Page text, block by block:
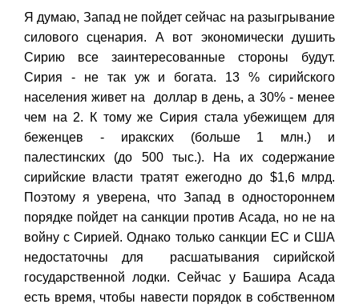
Я думаю, Запад не пойдет сейчас на разыгрывание
силового сценария. А вот экономически душить
Сирию все заинтересованные стороны будут.
Сирия - не так уж и богата. 13 % сирийского
населения живет на доллар в день, а 30% - менее
чем на 2. К тому же Сирия стала убежищем для
беженцев - иракских (больше 1 млн.) и
палестинских (до 500 тыс.). На их содержание
сирийские власти тратят ежегодно до $1,6 млрд.
Поэтому я уверена, что Запад в одностороннем
порядке пойдет на санкции против Асада, но не на
войну с Сирией. Однако только санкции ЕС и США
недостаточны для расшатывания сирийской
государственной лодки. Сейчас у Башира Асада
есть время, чтобы навести порядок в собственном